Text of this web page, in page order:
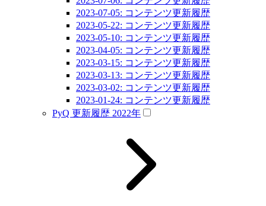
2023-07-05: コンテンツ更新履歴
2023-05-22: コンテンツ更新履歴
2023-05-10: コンテンツ更新履歴
2023-04-05: コンテンツ更新履歴
2023-03-15: コンテンツ更新履歴
2023-03-13: コンテンツ更新履歴
2023-03-02: コンテンツ更新履歴
2023-01-24: コンテンツ更新履歴
PyQ 更新履歴 2022年